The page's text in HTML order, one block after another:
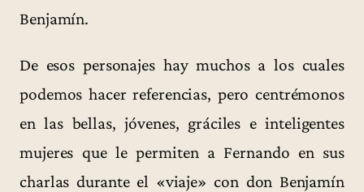
Benjamín.
De esos personajes hay muchos a los cuales
podemos hacer referencias, pero centrémonos
en las bellas, jóvenes, gráciles e inteligentes
mujeres que le permiten a Fernando en sus
charlas durante el «viaje» con don Benjamín